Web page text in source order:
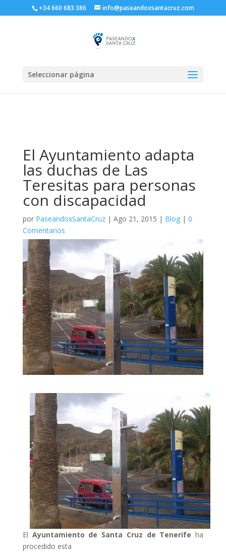
+34 660 683 386 info@paseandoxsantacruz.com
Seleccionar página
El Ayuntamiento adapta
las duchas de Las
Teresitas para personas
con discapacidad
por PaseandoxSantaCruz| Ago 21, 2015 | Blog| 0
Comentarios
El Ayuntamiento de Santa Cruz de Tenerife ha
procedido esta